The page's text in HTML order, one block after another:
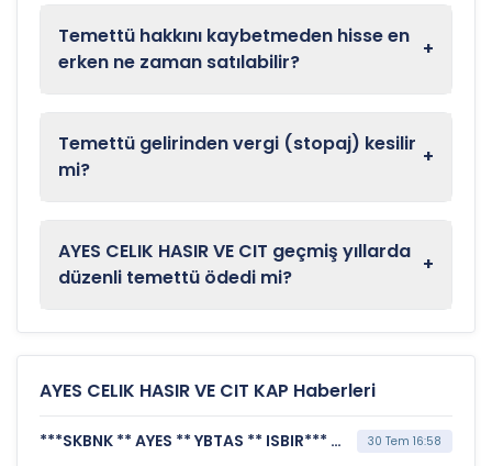
Temettü hakkını kaybetmeden hisse en
erken ne zaman satılabilir?
+
Temettü gelirinden vergi (stopaj) kesilir
mi?
+
AYES CELIK HASIR VE CIT geçmiş yıllarda
düzenli temettü ödedi mi?
+
AYES CELIK HASIR VE CIT KAP Haberleri
***SKBNK ** AYES ** YBTAS ** ISBIR*** MERKEZİ KAYIT KURULUŞU A.Ş. (Borsada İşlem Gören Tipe Dönüşüm Duyurusu) 30 Tem 16:58